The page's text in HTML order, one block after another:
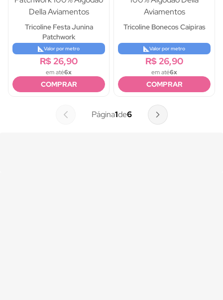
Tricoline Festa Junina
Patchwork
Valor por metro
R$ 26,90
em até6x
COMPRAR
Tricoline Bonecos Caipiras
Valor por metro
R$ 26,90
em até6x
COMPRAR
Página1de6